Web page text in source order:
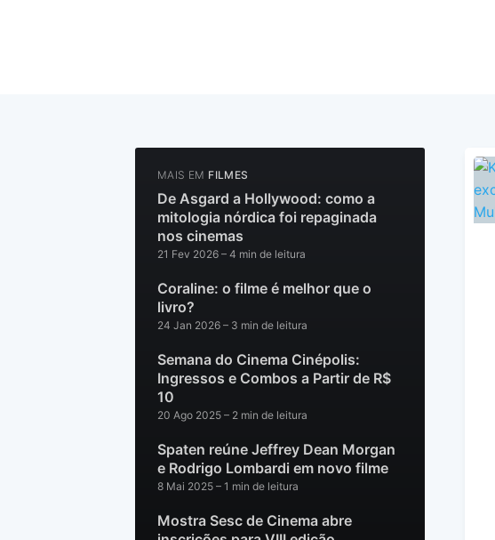
MAIS EM FILMES
De Asgard a Hollywood: como a
mitologia nórdica foi repaginada
nos cinemas
21 Fev 2026 – 4 min de leitura
Coraline: o filme é melhor que o
livro?
24 Jan 2026 – 3 min de leitura
Semana do Cinema Cinépolis:
Ingressos e Combos a Partir de R$
10
20 Ago 2025 – 2 min de leitura
Spaten reúne Jeffrey Dean Morgan
e Rodrigo Lombardi em novo filme
8 Mai 2025 – 1 min de leitura
Mostra Sesc de Cinema abre